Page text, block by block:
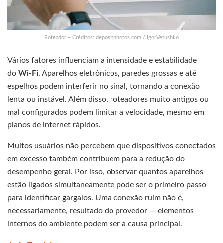
Roteador – Créditos: depositphotos.com / IgorVetushko
Vários fatores influenciam a intensidade e estabilidade
do Wi-Fi. Aparelhos eletrônicos, paredes grossas e até
espelhos podem interferir no sinal, tornando a conexão
lenta ou instável. Além disso, roteadores muito antigos ou
mal configurados podem limitar a velocidade, mesmo em
planos de internet rápidos.
Muitos usuários não percebem que dispositivos conectados
em excesso também contribuem para a redução do
desempenho geral. Por isso, observar quantos aparelhos
estão ligados simultaneamente pode ser o primeiro passo
para identificar gargalos. Uma conexão ruim não é,
necessariamente, resultado do provedor — elementos
internos do ambiente podem ser a causa principal.